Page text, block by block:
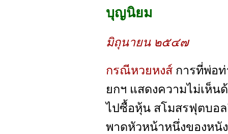
บุญนิยม
มิถุนายน ๒๕๔๗
กรณีหวยหงส์ การที่พ่อ
ยกฯ แสดงความไม่เห็น
ไปซื้อหุ้น สโมสรฟุตบอ
พาดหัวหน้าหนึ่งของหนั